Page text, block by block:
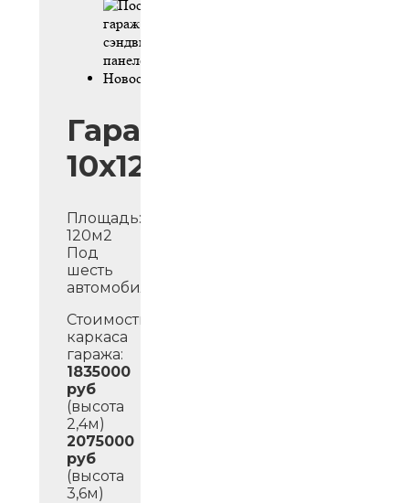
Гараж
10х12м
Площадь:
120м2
Под
шесть
автомобилей.
Стоимость
каркаса
гаража:
1835000
руб
(высота
2,4м)
2075000
руб
(высота
3,6м)